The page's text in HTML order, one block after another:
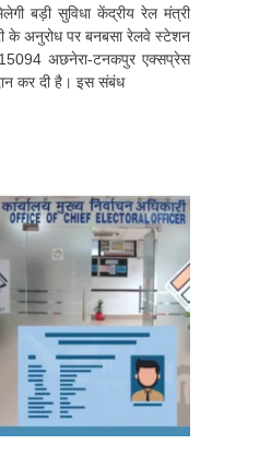
बड़ी सुविधा केंद्रीय रेल मंत्री
के अनुरोध पर बनबसा रेलवे स्टेशन
अछनेरा-टनकपुर एक्सप्रेस
कर दी है। इस संबंध